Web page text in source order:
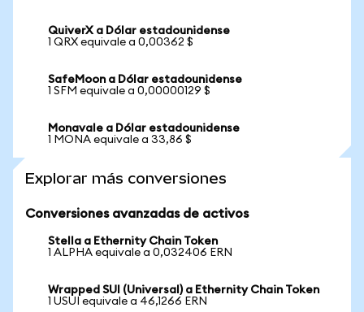
QuiverX a Dólar estadounidense
1 QRX equivale a 0,00362 $
SafeMoon a Dólar estadounidense
1 SFM equivale a 0,00000129 $
Monavale a Dólar estadounidense
1 MONA equivale a 33,86 $
Explorar más conversiones
Conversiones avanzadas de activos
Stella a Ethernity Chain Token
1 ALPHA equivale a 0,032406 ERN
Wrapped SUI (Universal) a Ethernity Chain Token
1 USUI equivale a 46,1266 ERN